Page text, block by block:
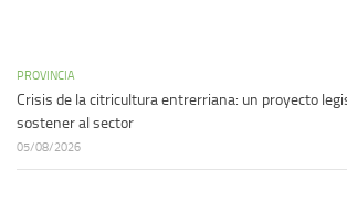
PROVINCIA
Crisis de la citricultura entrerriana: un proyecto
sostener al sector
05/08/2026